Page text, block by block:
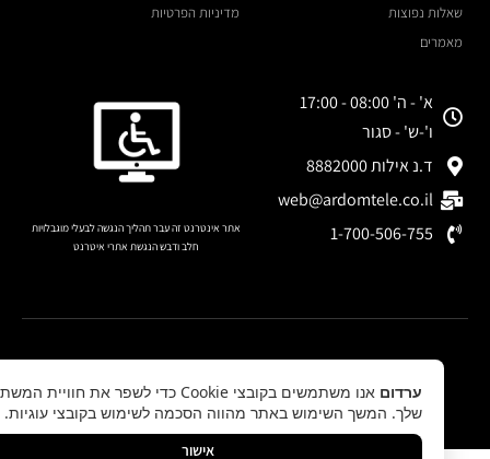
שאלות נפוצות
מאמרים
מדיניות הפרטיות
א' - ה' 08:00 - 17:00
ו'-ש' - סגור
ד.נ אילות 8882000
web@ardomtele.co.il
1-700-506-755
אתר אינטרנט זה עבר תהליך הנגשה לבעלי מוגבלויות
חלב ודבש הנגשת אתרי איטרנט
ביז סטודיו, בית תוכנה ישראלי
ערדום
אנו משתמשים בקובצי Cookie כדי לשפר את חוויית המשתמש
שלך. המשך השימוש באתר מהווה הסכמה לשימוש בקובצי עוגיות.
אישור